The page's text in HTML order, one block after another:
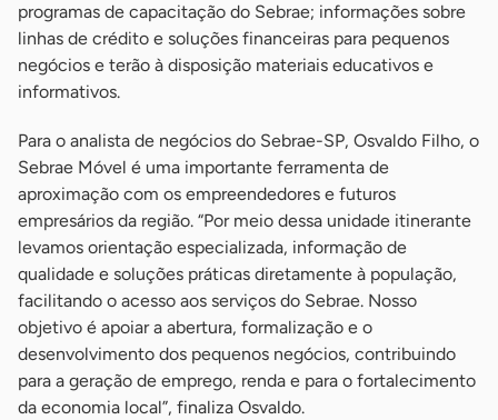
programas de capacitação do Sebrae; informações sobre
linhas de crédito e soluções financeiras para pequenos
negócios e terão à disposição materiais educativos e
informativos.
Para o analista de negócios do Sebrae-SP, Osvaldo Filho, o
Sebrae Móvel é uma importante ferramenta de
aproximação com os empreendedores e futuros
empresários da região. “Por meio dessa unidade itinerante
levamos orientação especializada, informação de
qualidade e soluções práticas diretamente à população,
facilitando o acesso aos serviços do Sebrae. Nosso
objetivo é apoiar a abertura, formalização e o
desenvolvimento dos pequenos negócios, contribuindo
para a geração de emprego, renda e para o fortalecimento
da economia local”, finaliza Osvaldo.